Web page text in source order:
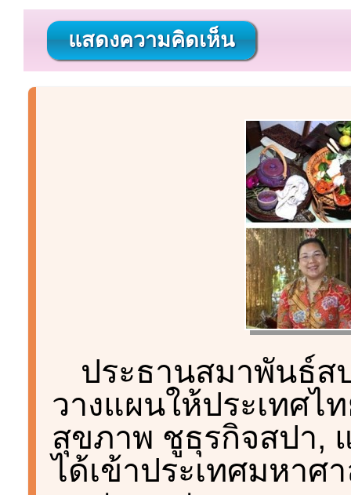
แสดงความคิดเห็น
ประธานสมาพันธ์ส
วางแผนให้ประเทศไ
สุขภาพ ชูธุรกิจสปา,
ได้เข้าประเทศมหาศ